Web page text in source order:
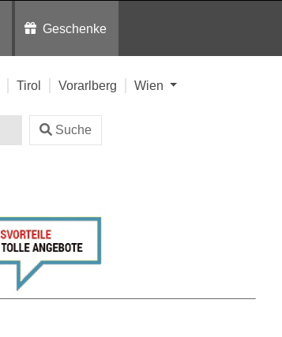
Geschenke
Tirol Vorarlberg Wien
Suche